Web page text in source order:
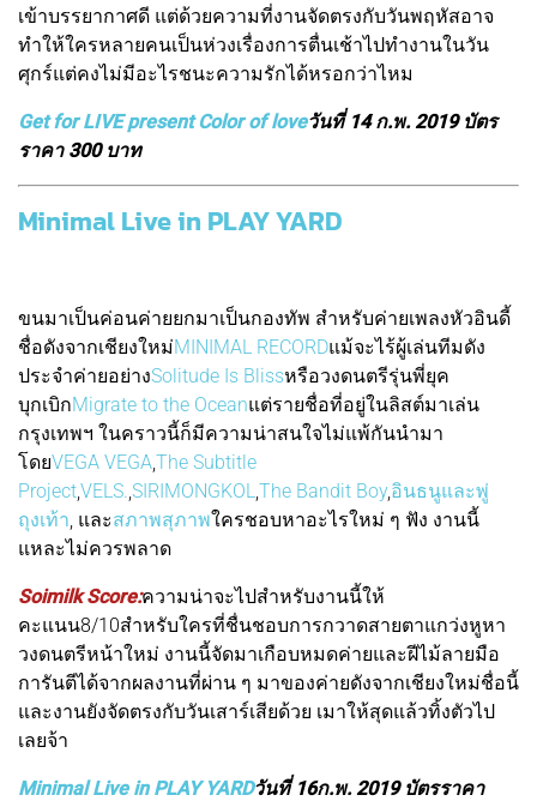
เข้าบรรยากาศดี แต่ด้วยความที่งานจัดตรงกับวันพฤหัสอาจ
ทำให้ใครหลายคนเป็นห่วงเรื่องการตื่นเช้าไปทำงานในวัน
ศุกร์แต่คงไม่มีอะไรชนะความรักได้หรอกว่าไหม
Get for LIVE present Color of loveวันที่ 14 ก.พ. 2019 บัตร
ราคา 300 บาท
Minimal Live in PLAY YARD
ขนมาเป็นค่อนค่ายยกมาเป็นกองทัพ สำหรับค่ายเพลงหัวอินดี้
ชื่อดังจากเชียงใหม่MINIMAL RECORDแม้จะไร้ผู้เล่นทีมดัง
ประจำค่ายอย่างSolitude Is Blissหรือวงดนตรีรุ่นพี่ยุค
บุกเบิกMigrate to the Oceanแต่รายชื่อที่อยู่ในลิสต์มาเล่น
กรุงเทพฯ ในคราวนี้ก็มีความน่าสนใจไม่แพ้กันนำมา
โดยVEGA VEGA,The Subtitle
Project,VELS.,SIRIMONGKOL,The Bandit Boy,อินธนูและพู่
ถุงเท้า​, และสภาพสุภาพใครชอบหาอะไรใหม่ ๆ ฟัง งานนี้
แหละไม่ควรพลาด
Soimilk Score:ความน่าจะไปสำหรับงานนี้ให้
คะแนน8/10สำหรับใครที่ชื่นชอบการกวาดสายตาแกว่งหูหา
วงดนตรีหน้าใหม่ งานนี้จัดมาเกือบหมดค่ายและฝีไม้ลายมือ
การันตีได้จากผลงานที่ผ่าน ๆ มาของค่ายดังจากเชียงใหม่ชื่อนี้
และงานยังจัดตรงกับวันเสาร์เสียด้วย เมาให้สุดแล้วทิ้งตัวไป
เลยจ้า
Minimal Live in PLAY YARDวันที่ 16ก.พ. 2019 บัตรราคา